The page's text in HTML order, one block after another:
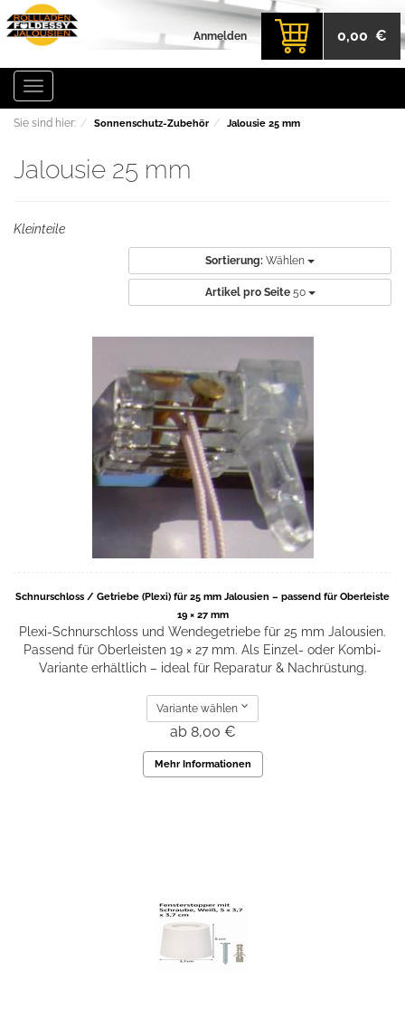
Anmelden 0,00 €
Toggle
navigation
Sie sind hier: Sonnenschutz-Zubehör Jalousie 25 mm
Jalousie 25 mm
Kleinteile
Sortierung: Wählen
Artikel pro Seite 50
Schnurschloss / Getriebe (Plexi) für 25 mm Jalousien – passend für Oberleiste
19 × 27 mm
Plexi-Schnurschloss und Wendegetriebe für 25 mm Jalousien.
Passend für Oberleisten 19 × 27 mm. Als Einzel- oder Kombi-
Variante erhältlich – ideal für Reparatur & Nachrüstung.
Variante wählen
ab 8,00 €
Mehr Informationen